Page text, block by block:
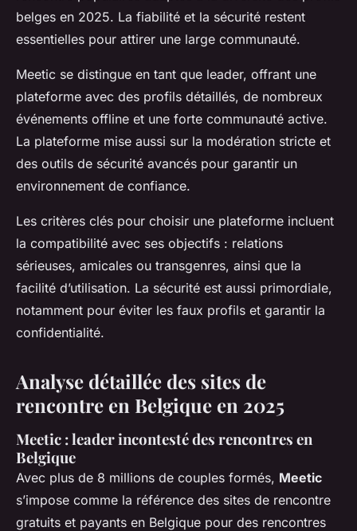
belges en 2025. La fiabilité et la sécurité restent
essentielles pour attirer une large communauté.
Meetic se distingue en tant que leader, offrant une
plateforme avec des profils détaillés, de nombreux
événements offline et une forte communauté active.
La plateforme mise aussi sur la modération stricte et
des outils de sécurité avancés pour garantir un
environnement de confiance.
Les critères clés pour choisir une plateforme incluent
la compatibilité avec ses objectifs : relations
sérieuses, amicales ou transgenres, ainsi que la
facilité d’utilisation. La sécurité est aussi primordiale,
notamment pour éviter les faux profils et garantir la
confidentialité.
Analyse détaillée des sites de
rencontre en Belgique en 2025
Meetic : leader incontesté des rencontres en
Belgique
Avec plus de 8 millions de couples formés, Meetic
s’impose comme la référence des sites de rencontre
gratuits et payants en Belgique pour des rencontres